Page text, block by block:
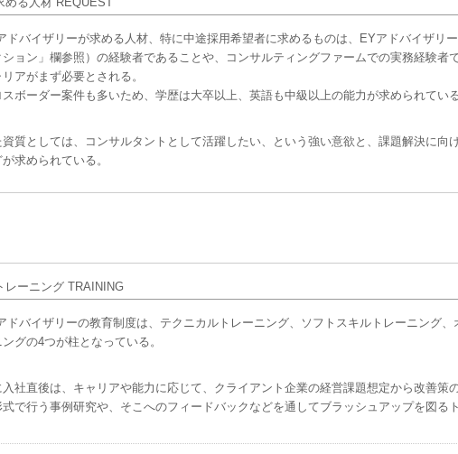
ドバイザリーが求める人材、特に中途採用希望者に求めるものは、EYアドバイザリ
ション」欄参照）の経験者であることや、コンサルティングファームでの実務経験者
アがまず必要とされる。
スボーダー案件も多いため、学歴は大卒以上、英語も中級以上の能力が求められている
資質としては、コンサルタントとして活躍したい、という強い意欲と、課題解決に向
求められている。
ドバイザリーの教育制度は、テクニカルトレーニング、ソフトスキルトレーニング
グの4つが柱となっている。
入社直後は、キャリアや能力に応じて、クライアント企業の経営課題想定から改善策
式で行う事例研究や、そこへのフィードバックなどを通してブラッシュアップを図る